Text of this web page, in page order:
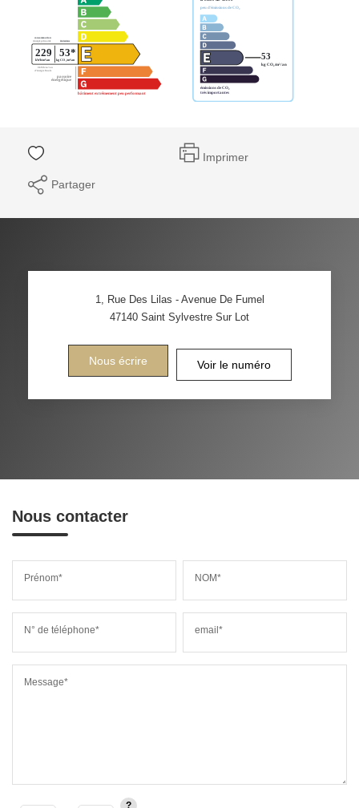
Imprimer
Partager
1, Rue Des Lilas - Avenue De Fumel
47140 Saint Sylvestre Sur Lot
Nous écrire Voir le numéro
Nous contacter
Prénom* NOM*
N° de téléphone* email*
Message*